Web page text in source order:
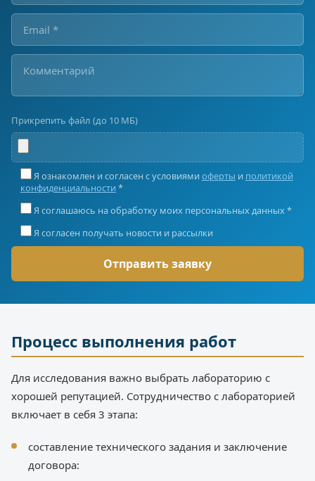
Прикрепить файл (до 10 МБ)
Я ознакомлен и согласен с условиями оферты и политикой
конфиденциальности *
Я соглашаюсь на обработку моих персональных данных *
Я согласен получать новости и рассылки
Процесс выполнения работ
Для исследования важно выбрать лабораторию с
хорошей репутацией. Сотрудничество с лабораторией
включает в себя 3 этапа:
составление технического задания и заключение
договора: